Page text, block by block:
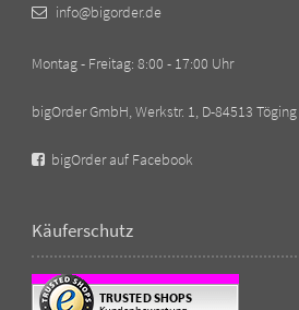
info@bigorder.de
Montag - Freitag: 8:00 - 17:00 Uhr
bigOrder GmbH, Werkstr. 1, D-84513 Töging
bigOrder auf Facebook
Käuferschutz